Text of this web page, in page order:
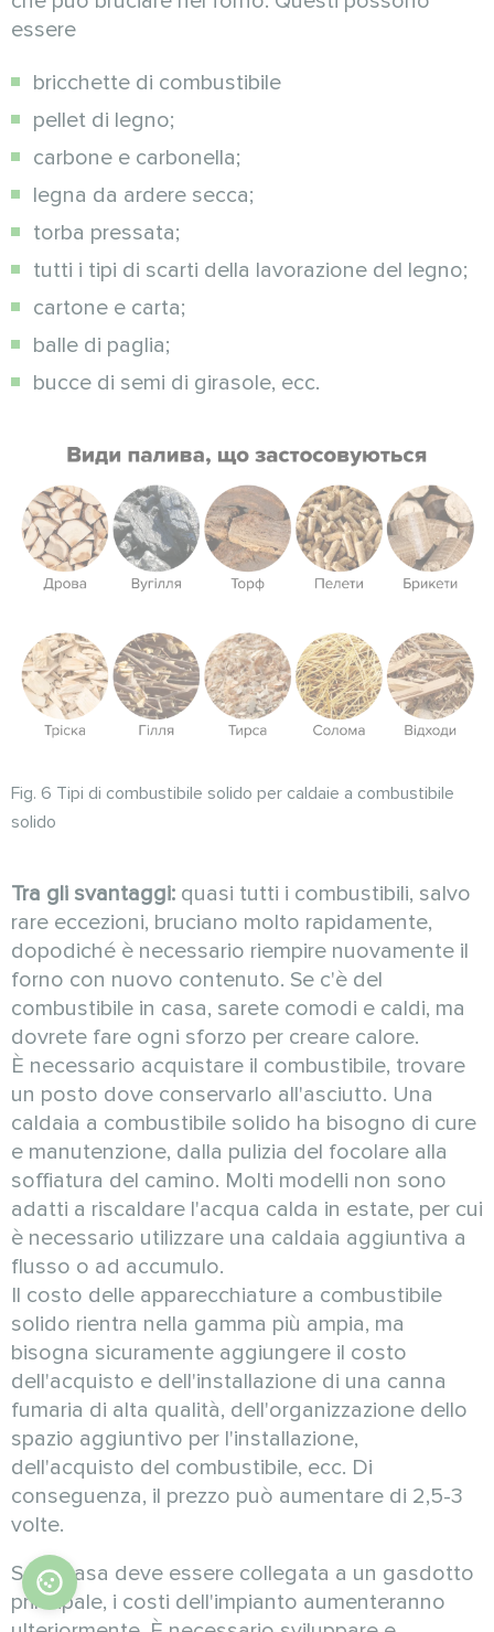
essere
bricchette di combustibile
pellet di legno;
carbone e carbonella;
legna da ardere secca;
torba pressata;
tutti i tipi di scarti della lavorazione del legno;
cartone e carta;
balle di paglia;
bucce di semi di girasole, ecc.
Fig. 6 Tipi di combustibile solido per caldaie a combustibile
solido
Tra gli svantaggi: quasi tutti i combustibili, salvo
rare eccezioni, bruciano molto rapidamente,
dopodiché è necessario riempire nuovamente il
forno con nuovo contenuto. Se c'è del
combustibile in casa, sarete comodi e caldi, ma
dovrete fare ogni sforzo per creare calore.
È necessario acquistare il combustibile, trovare
un posto dove conservarlo all'asciutto. Una
caldaia a combustibile solido ha bisogno di cure
e manutenzione, dalla pulizia del focolare alla
soffiatura del camino. Molti modelli non sono
adatti a riscaldare l'acqua calda in estate, per cui
è necessario utilizzare una caldaia aggiuntiva a
flusso o ad accumulo.
Il costo delle apparecchiature a combustibile
solido rientra nella gamma più ampia, ma
bisogna sicuramente aggiungere il costo
dell'acquisto e dell'installazione di una canna
fumaria di alta qualità, dell'organizzazione dello
spazio aggiuntivo per l'installazione,
dell'acquisto del combustibile, ecc. Di
conseguenza, il prezzo può aumentare di 2,5-3
volte.
Se la casa deve essere collegata a un gasdotto
principale, i costi dell'impianto aumenteranno